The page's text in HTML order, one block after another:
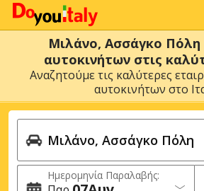
Μιλάνο, Ασσάγκο Πόλη
αυτοκινήτων στις
Αναζητούμε τις καλύτερες
αυτοκινήτων στο
Ημερομηνία Παραλαβής: